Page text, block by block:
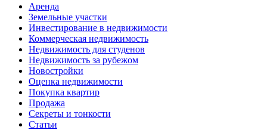
Аренда
Земельные участки
Инвестирование в недвижимости
Коммерческая недвижимость
Недвижимость для студенов
Недвижимость за рубежом
Новостройки
Оценка недвижимости
Покупка квартир
Продажа
Секреты и тонкости
Статьи